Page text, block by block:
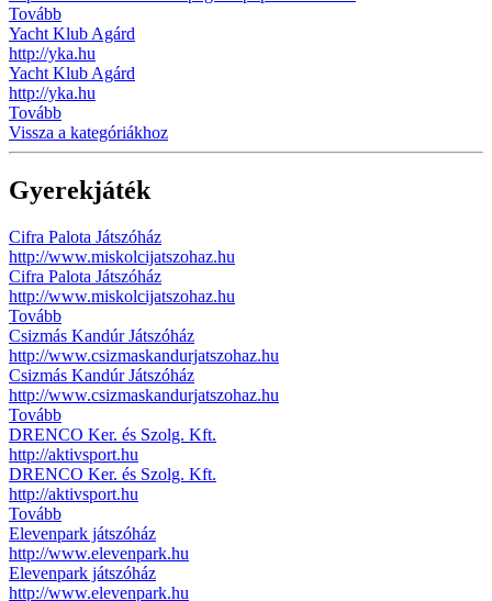
Tovább
Yacht Klub Agárd
http://yka.hu
Yacht Klub Agárd
http://yka.hu
Tovább
Vissza a kategóriákhoz
Gyerekjáték
Cifra Palota Játszóház
http://www.miskolcijatszohaz.hu
Cifra Palota Játszóház
http://www.miskolcijatszohaz.hu
Tovább
Csizmás Kandúr Játszóház
http://www.csizmaskandurjatszohaz.hu
Csizmás Kandúr Játszóház
http://www.csizmaskandurjatszohaz.hu
Tovább
DRENCO Ker. és Szolg. Kft.
http://aktivsport.hu
DRENCO Ker. és Szolg. Kft.
http://aktivsport.hu
Tovább
Elevenpark játszóház
http://www.elevenpark.hu
Elevenpark játszóház
http://www.elevenpark.hu